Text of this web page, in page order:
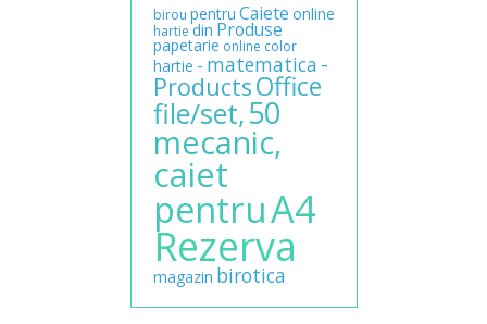
birou pentru Caiete online
hartie din Produse
papetarie online color
hartie - matematica -
ProductsOffice
file/set,50
mecanic,
caiet
pentruA4
Rezerva
magazin birotica